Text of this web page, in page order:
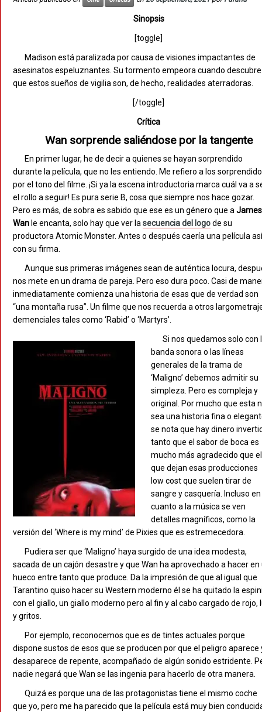
Sinopsis
[toggle]
Madison está paralizada por causa de visiones impactantes de
asesinatos espeluznantes. Su tormento empeora cuando descubre
que estos sueños de vigilia son, de hecho, realidades aterradoras.
[/toggle]
Crítica
Wan sorprende saliéndose por la tangente
En primer lugar, he de decir a quienes se hayan sorprendido
durante la película, que no les entiendo. Me refiero a los
por el tono del filme. ¡Si ya la escena introductoria marca cuál va a
el rollo a seguir! Es pura serie B, cosa que siempre nos hace gozar.
Pero es más, de sobra es sabido que ese es un género que aJames
Wan le encanta, solo hay que ver lasecuencia del logode su
productora Atomic Monster. Antes o después caería una película así
con su firma.
Aunque sus primeras imágenes sean de auténtica locura,
nos mete en un drama de pareja. Pero eso dura poco. Casi de
inmediatamente comienza una historia de esas que de verdad son
“una montaña rusa”. Un filme que nos recuerda a otros
demenciales tales como ‘Rabid’ o ‘Martyrs’.
Si nos quedamos solo con
banda sonora o las líneas
generales de la trama de
‘Maligno’ debemos admitir su
simpleza. Pero es compleja y
original. Por mucho que esta
sea una historia fina o
se nota que hay dinero
tanto que el sabor de boca es
mucho más agradecido que el
que dejan esas producciones
low cost que suelen tirar de
sangre y casquería. Incluso en
cuanto a la música se ven
detalles magníficos, como la
versión del ‘Where is my mind’ de Pixies que es estremecedora.
Pudiera ser que ‘Maligno’ haya surgido de una idea modesta,
sacada de un cajón desastre y que Wan ha aprovechado a hacer en
hueco entre tanto que produce. Da la impresión de que al igual que
Tarantino quiso hacer su Western moderno él se ha quitado la
con el giallo, un giallo moderno pero al fin y al cabo cargado de rojo,
y gritos.
Por ejemplo, reconocemos que es de tintes actuales porque
dispone sustos de esos que se producen por que el peligro aparece
desaparece de repente, acompañado de algún sonido estridente.
nadie negará que Wan se las ingenia para hacerlo de otra manera.
Quizá es porque una de las protagonistas tiene el mismo coche
que yo, pero me ha parecido que la película está muy bien